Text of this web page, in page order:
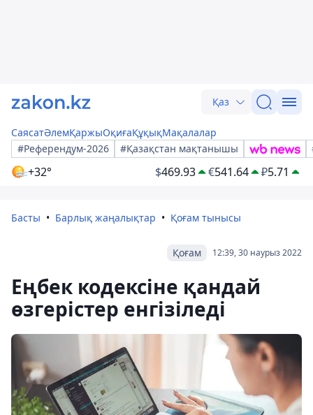
Қаз
СаясатӘлемҚаржыОқиғаҚұқықМақалалар
#Референдум-2026
#Қазақстан мақтанышы
+32° $469.93 €541.64 ₽5.71
Басты Барлық жаңалықтар Қоғам тынысы
12:39, 30 наурыз 2022
Қоғам
Еңбек кодексіне қандай
өзгерістер енгізіледі